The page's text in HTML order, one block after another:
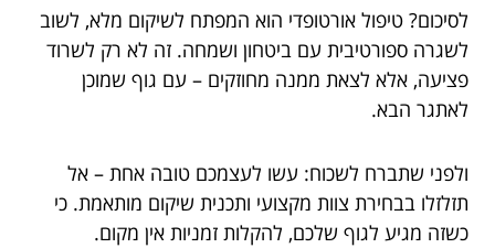
לסיכום? טיפול אורטופדי הוא המפתח לשיקום מלא, לשוב
לשגרה ספורטיבית עם ביטחון ושמחה. זה לא רק לשרוד
פציעה, אלא לצאת ממנה מחוזקים – עם גוף שמוכן
לאתגר הבא.
ולפני שתברח לשכוח: עשו לעצמכם טובה אחת – אל
תזלזלו בבחירת צוות מקצועי ותכנית שיקום מותאמת. כי
כשזה מגיע לגוף שלכם, להקלות זמניות אין מקום.